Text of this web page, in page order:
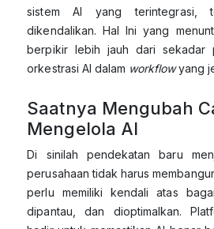
sistem AI yang terintegrasi,
dikendalikan. Hal Ini yang
berpikir lebih jauh dari sekadar
orkestrasi AI dalam workflowyang
Saatnya Mengubah
Mengelola AI
Di sinilah pendekatan baru
perusahaan tidak harus
perlu memiliki kendali atas
dipantau, dan dioptimalkan.